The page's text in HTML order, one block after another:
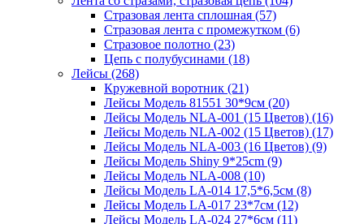
Стразовая лента сплошная (57)
Стразовая лента с промежутком (6)
Стразовое полотно (23)
Цепь с полубусинами (18)
Лейсы (268)
Кружевной воротник (21)
Лейсы Модель 81551 30*9см (20)
Лейсы Модель NLA-001 (15 Цветов) (16)
Лейсы Модель NLA-002 (15 Цветов) (17)
Лейсы Модель NLA-003 (16 Цветов) (9)
Лейсы Модель Shiny 9*25cm (9)
Лейсы Модель NLA-008 (10)
Лейсы Модель LA-014 17,5*6,5см (8)
Лейсы Модель LA-017 23*7см (12)
Лейсы Модель LA-024 27*6см (11)